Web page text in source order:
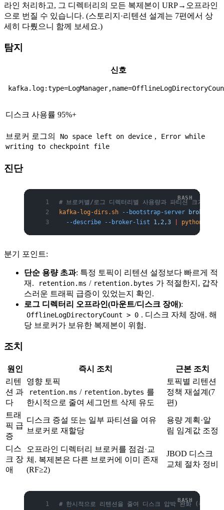
라인 처리하고, 그 디렉터리의 모든 복제본이 URP→오프라인
으로 번질 수 있습니다. (스토리지·리텐션 설계는 7편에서 상
세히 다뤘으니 함께 보세요.)
탐지
신호
디스크 사용률 95%+
브로커 로그의 No space left on device ,
Error while
writing to checkpoint file
진단
# 브로커별/로그 디렉터리별 사용량과 파티션 크기 확인
kafka-log-dirs.sh --bootstrap-server
  --describe
--broker-list 1,2,3 python3
분기 포인트:
단순 용량 초과: 특정 토픽이 리텐션 설정보다 빠르게 적
재.
retention.ms / retention.bytes 가 적절한지, 갑작
스러운 트래픽 급증이 있었는지 확인.
로그 디렉터리 오프라인(마운트/디스크 장애):
OfflineLogDirectoryCount > 0 . 디스크 자체 장애. 해
당 브로커가 보유한 복제본이 위험.
조치
원인 즉시 조치
근본 조치
리텐
션 과
다
영향 토픽
retention.ms / retention.bytes 를
한시적으로 줄여 세그먼트 삭제 유도
토픽별 리텐션
정책 재설계(7
편)
트래
픽 급
증
디스크 증설 또는 일부 파티션을 여유
브로커로 재할당
용량 계획·알
림 임계값 조정
디스
크 장
애
오프라인 디렉터리 브로커를 점검·교
체. 복제본은 다른 브로커에 이미 존재
(RF≥2)
JBOD 디스크
교체 절차 정비
# 한시적으로 리텐션을 줄여 디스크 압박 완화 (주의: